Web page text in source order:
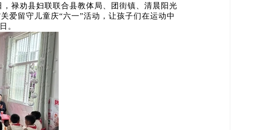
禄劝县妇联联合县教体局、团街镇、清晨阳光
爱留守儿童庆“六一”活动，让孩子们在运动中
。